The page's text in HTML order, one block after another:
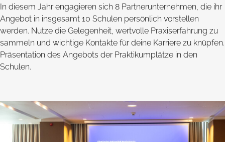
In diesem Jahr engagieren sich 8 Partnerunternehmen, die ihr
Angebot in insgesamt 10 Schulen persönlich vorstellen
werden. Nutze die Gelegenheit, wertvolle Praxiserfahrung zu
sammeln und wichtige Kontakte für deine Karriere zu knüpfen.
Präsentation des Angebots der Praktikumplätze in den
Schulen.